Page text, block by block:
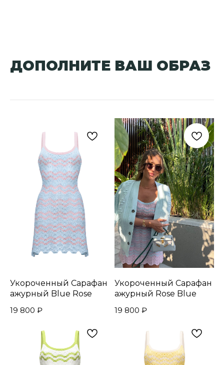
ДОПОЛНИТЕ ВАШ ОБРАЗ
Укороченный Сарафан
ажурный Blue Rose
19 800 ₽
Укороченный Сарафан
ажурный Rose Blue
19 800 ₽